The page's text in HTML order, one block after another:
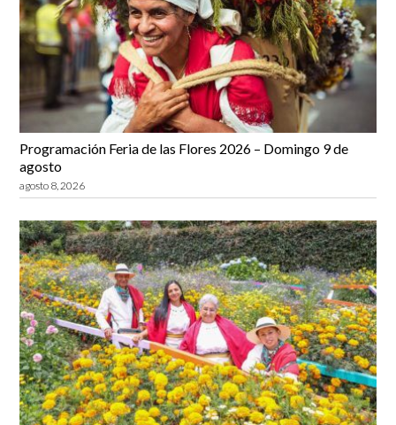
Programación Feria de las Flores 2026 – Domingo 9 de
agosto
agosto 8, 2026